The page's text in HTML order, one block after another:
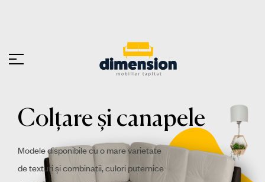
Colțare și canapele
Modeledisponibilecu o marevarietate
detexturișicombinatii, culori puternice